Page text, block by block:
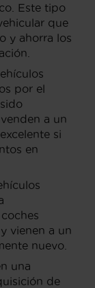
Este tipo
que
y ahorra los
por el
a un
si
en
vienen a un
nuevo.
una
de